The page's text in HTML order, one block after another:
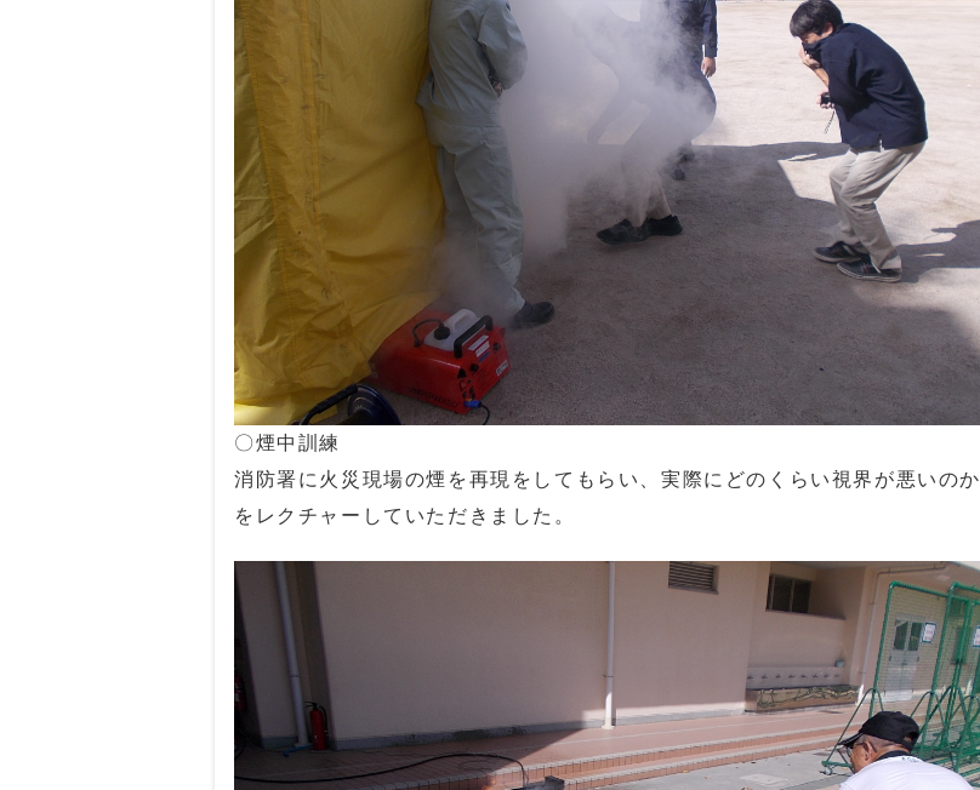
〇煙中訓練
消防署に火災現場の煙を再現をしてもらい、実際にどのくらい視界が悪いのか
をレクチャーしていただきました。